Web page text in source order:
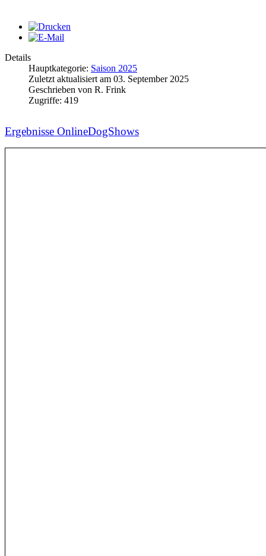
Details
Hauptkategorie: Saison 2025
Zuletzt aktualisiert am 03. September 2025
Geschrieben von R. Frink
Zugriffe: 419
Ergebnisse OnlineDogShows